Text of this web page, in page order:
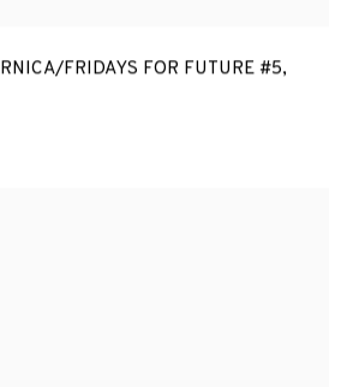
FRIDAYS FOR FUTURE #5,